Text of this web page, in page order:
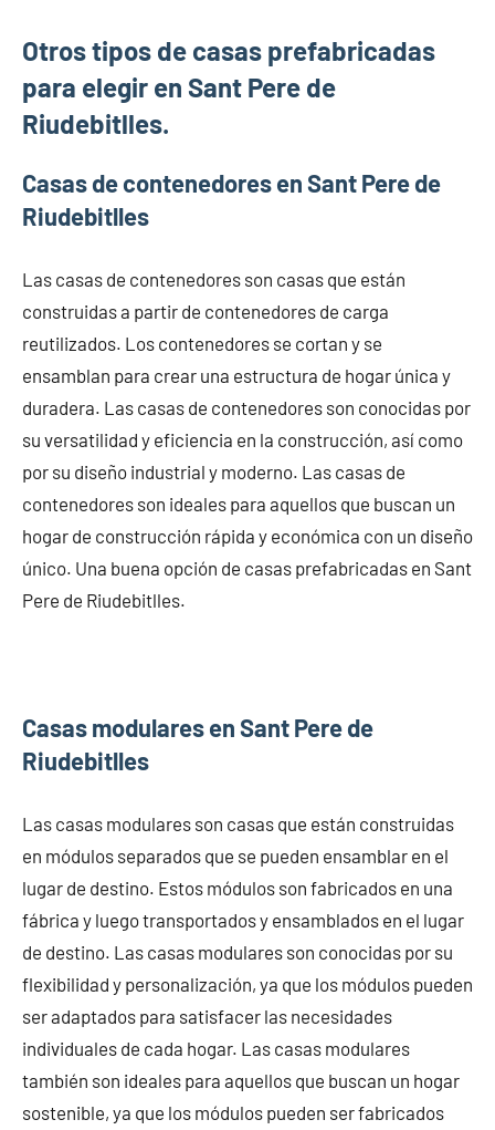
Otros tipos de casas prefabricadas
para elegir en Sant Pere de
Riudebitlles.
Casas de contenedores en Sant Pere de
Riudebitlles
Las casas de contenedores son casas que están
construidas a partir de contenedores de carga
reutilizados. Los contenedores se cortan y se
ensamblan para crear una estructura de hogar única y
duradera. Las casas de contenedores son conocidas por
su versatilidad y eficiencia en la construcción, así como
por su diseño industrial y moderno. Las casas de
contenedores son ideales para aquellos que buscan un
hogar de construcción rápida y económica con un diseño
único. Una buena opción de casas prefabricadas en Sant
Pere de Riudebitlles.
Casas modulares en Sant Pere de
Riudebitlles
Las casas modulares son casas que están construidas
en módulos separados que se pueden ensamblar en el
lugar de destino. Estos módulos son fabricados en una
fábrica y luego transportados y ensamblados en el lugar
de destino. Las casas modulares son conocidas por su
flexibilidad y personalización, ya que los módulos pueden
ser adaptados para satisfacer las necesidades
individuales de cada hogar. Las casas modulares
también son ideales para aquellos que buscan un hogar
sostenible, ya que los módulos pueden ser fabricados